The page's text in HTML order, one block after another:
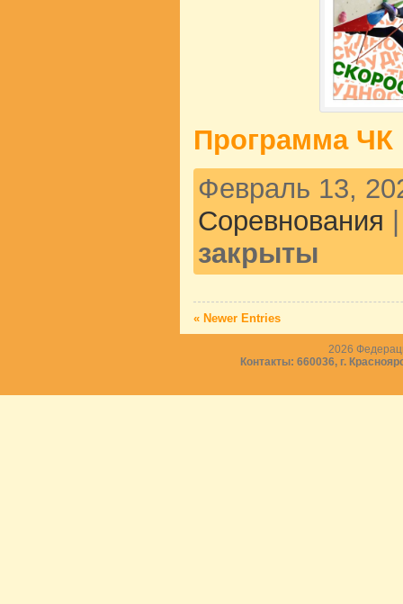
Программа ЧК
Февраль 13,
Соревнования
закрыты
« Newer Entries
2026
Контакты: 660036, г.